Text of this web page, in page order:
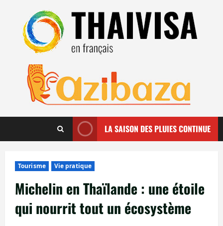
contenu
LA SAISON DES PLUIES CONTINUE
Tourisme Vie pratique
Michelin en Thaïlande : une étoile
qui nourrit tout un écosystème